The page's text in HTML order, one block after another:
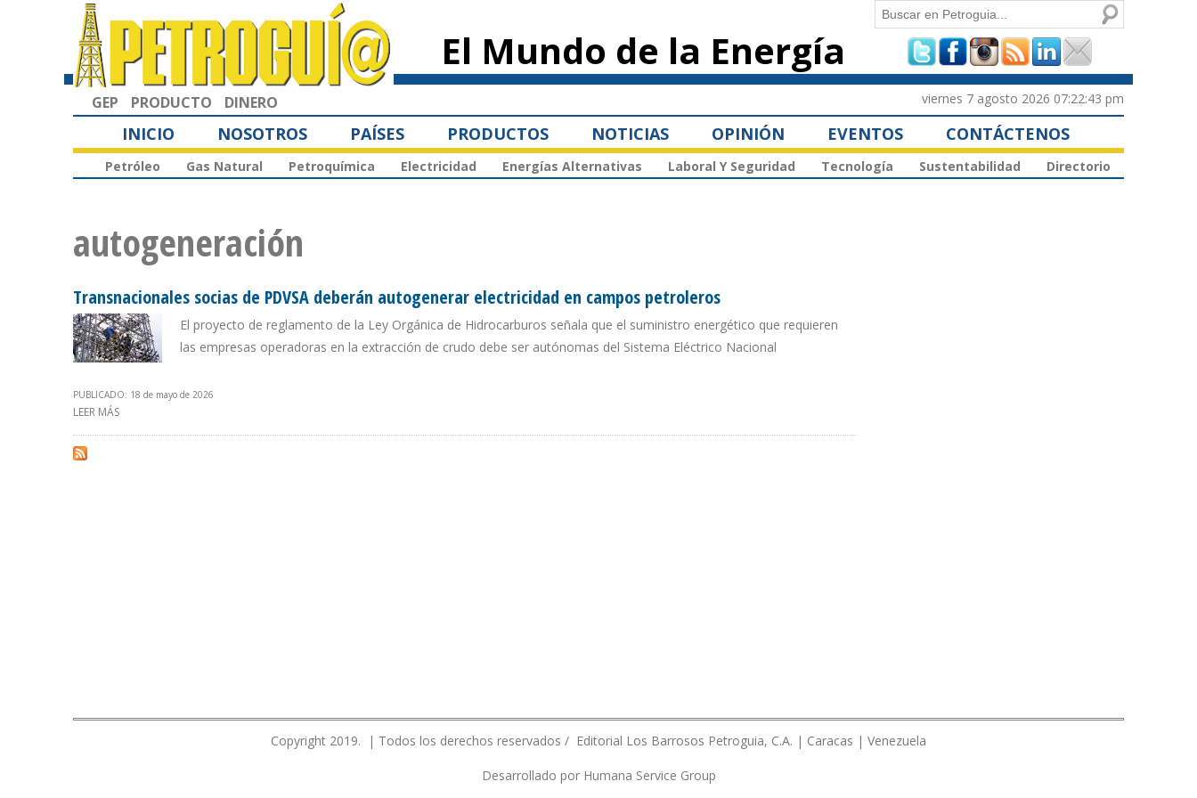
principal
El Mundo de la Energía
Formulario de
búsqueda
Buscar
GEP PRODUCTO DINERO viernes 7 agosto 2026 07:22:43 pm
INICIO NOSOTROS PAÍSES PRODUCTOS NOTICIAS OPINIÓN EVENTOS CONTÁCTENOS
Petróleo Gas Natural Petroquímica Electricidad Energías Alternativas Laboral Y Seguridad Tecnología Sustentabilidad Directorio
autogeneración
Transnacionales socias de PDVSA deberán autogenerar electricidad en campos petroleros
El proyecto de reglamento de la Ley Orgánica de Hidrocarburos señala que el suministro energético que requieren
las empresas operadoras en la extracción de crudo debe ser autónomas del Sistema Eléctrico Nacional
PUBLICADO: 18 de mayo de 2026
LEER MÁS
Copyright 2019. | Todos los derechos reservados / Editorial Los Barrosos Petroguia, C.A. | Caracas | Venezuela
Desarrollado por Humana Service Group